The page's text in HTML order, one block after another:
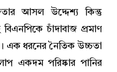
আসল উদ্দেশ্য কিন্তু
চাঁদাবাজ প্রমাণ
এক ধরনের নৈতিক উচ্চতা
একদম পরিষ্কার পানির